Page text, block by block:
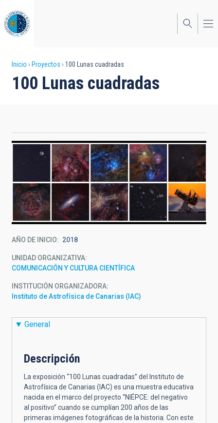
al
contenido
principal
Sobrescribir
enlaces
a
navegación
Inicio Proyectos 100 Lunas cuadradas
100 Lunas cuadradas
AÑO DE INICIO 2018
UNIDAD ORGANIZATIVA
COMUNICACIÓN Y CULTURA CIENTÍFICA
INSTITUCIÓN ORGANIZADORA
Instituto de Astrofísica de Canarias (IAC)
General
Descripción
La exposición “100 Lunas cuadradas” del Instituto de
Astrofísica de Canarias (IAC) es una muestra educativa
nacida en el marco del proyecto “NIÉPCE: del negativo
al positivo” cuando se cumplían 200 años de las
primeras imágenes fotográficas de la historia. Con este